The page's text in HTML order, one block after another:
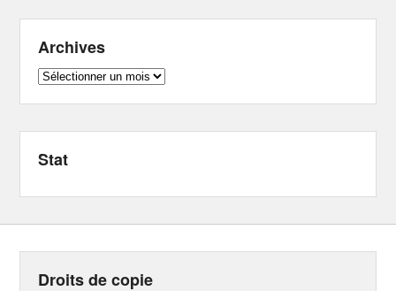
Archives
Archives
Stat
Droits de copie